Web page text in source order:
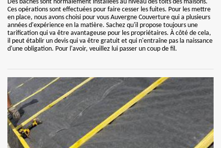
Des bâches sont normalement installées au niveau des toits des maisons.
Ces opérations sont effectuées pour faire cesser les fuites. Pour les mettre
en place, nous avons choisi pour vous Auvergne Couverture qui a plusieurs
années d'expérience en la matière. Sachez qu'il propose toujours une
tarification qui va être avantageuse pour les propriétaires. À côté de cela,
il peut établir un devis qui va être gratuit et qui n'entraîne pas la naissance
d'une obligation. Pour l'avoir, veuillez lui passer un coup de fil.